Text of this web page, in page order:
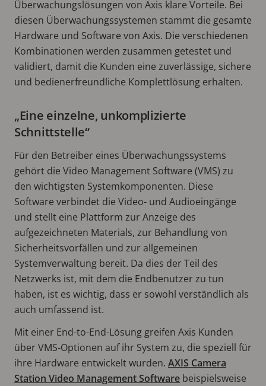
Überwachungslösungen von Axis klare Vorteile. Bei
diesen Überwachungssystemen stammt die gesamte
Hardware und Software von Axis. Die verschiedenen
Kombinationen werden zusammen getestet und
validiert, damit die Kunden eine zuverlässige, sichere
und bedienerfreundliche Komplettlösung erhalten.
„Eine einzelne, unkomplizierte
Schnittstelle“
Für den Betreiber eines Überwachungssystems
gehört die Video Management Software (VMS) zu
den wichtigsten Systemkomponenten. Diese
Software verbindet die Video- und Audioeingänge
und stellt eine Plattform zur Anzeige des
aufgezeichneten Materials, zur Behandlung von
Sicherheitsvorfällen und zur allgemeinen
Systemverwaltung bereit. Da dies der Teil des
Netzwerks ist, mit dem die Endbenutzer zu tun
haben, ist es wichtig, dass er sowohl verständlich als
auch umfassend ist.
Mit einer End-to-End-Lösung greifen Axis Kunden
über VMS-Optionen auf ihr System zu, die speziell für
ihre Hardware entwickelt wurden. AXIS Camera
Station Video Management Software beispielsweise